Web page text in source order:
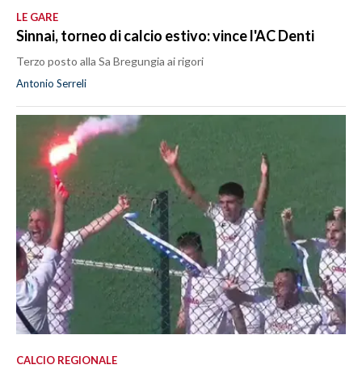
LE GARE
Sinnai, torneo di calcio estivo: vince l'AC Denti
Terzo posto alla Sa Bregungia ai rigori
Antonio Serreli
CALCIO REGIONALE